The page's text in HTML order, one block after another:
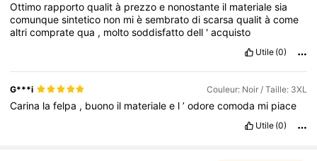
Ottimo rapportoqualità prezzoe nonostante il materialesia
comunquesintetico non mièsembratodiscarsaqualitàcome
altricompratequa , moltosoddisfattodell 'acquisto
Utile (0)
G***i Couleur: Noir / Taille: 3XL
Carina lafelpa , buono il materialee l’odorecomoda mi piace
Utile (0)